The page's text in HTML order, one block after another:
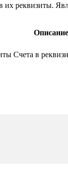
реквизиты.
Описание
Счета в